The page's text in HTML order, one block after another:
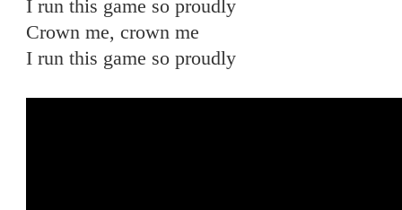
I run this game so proudly
Crown me, crown me
I run this game so proudly